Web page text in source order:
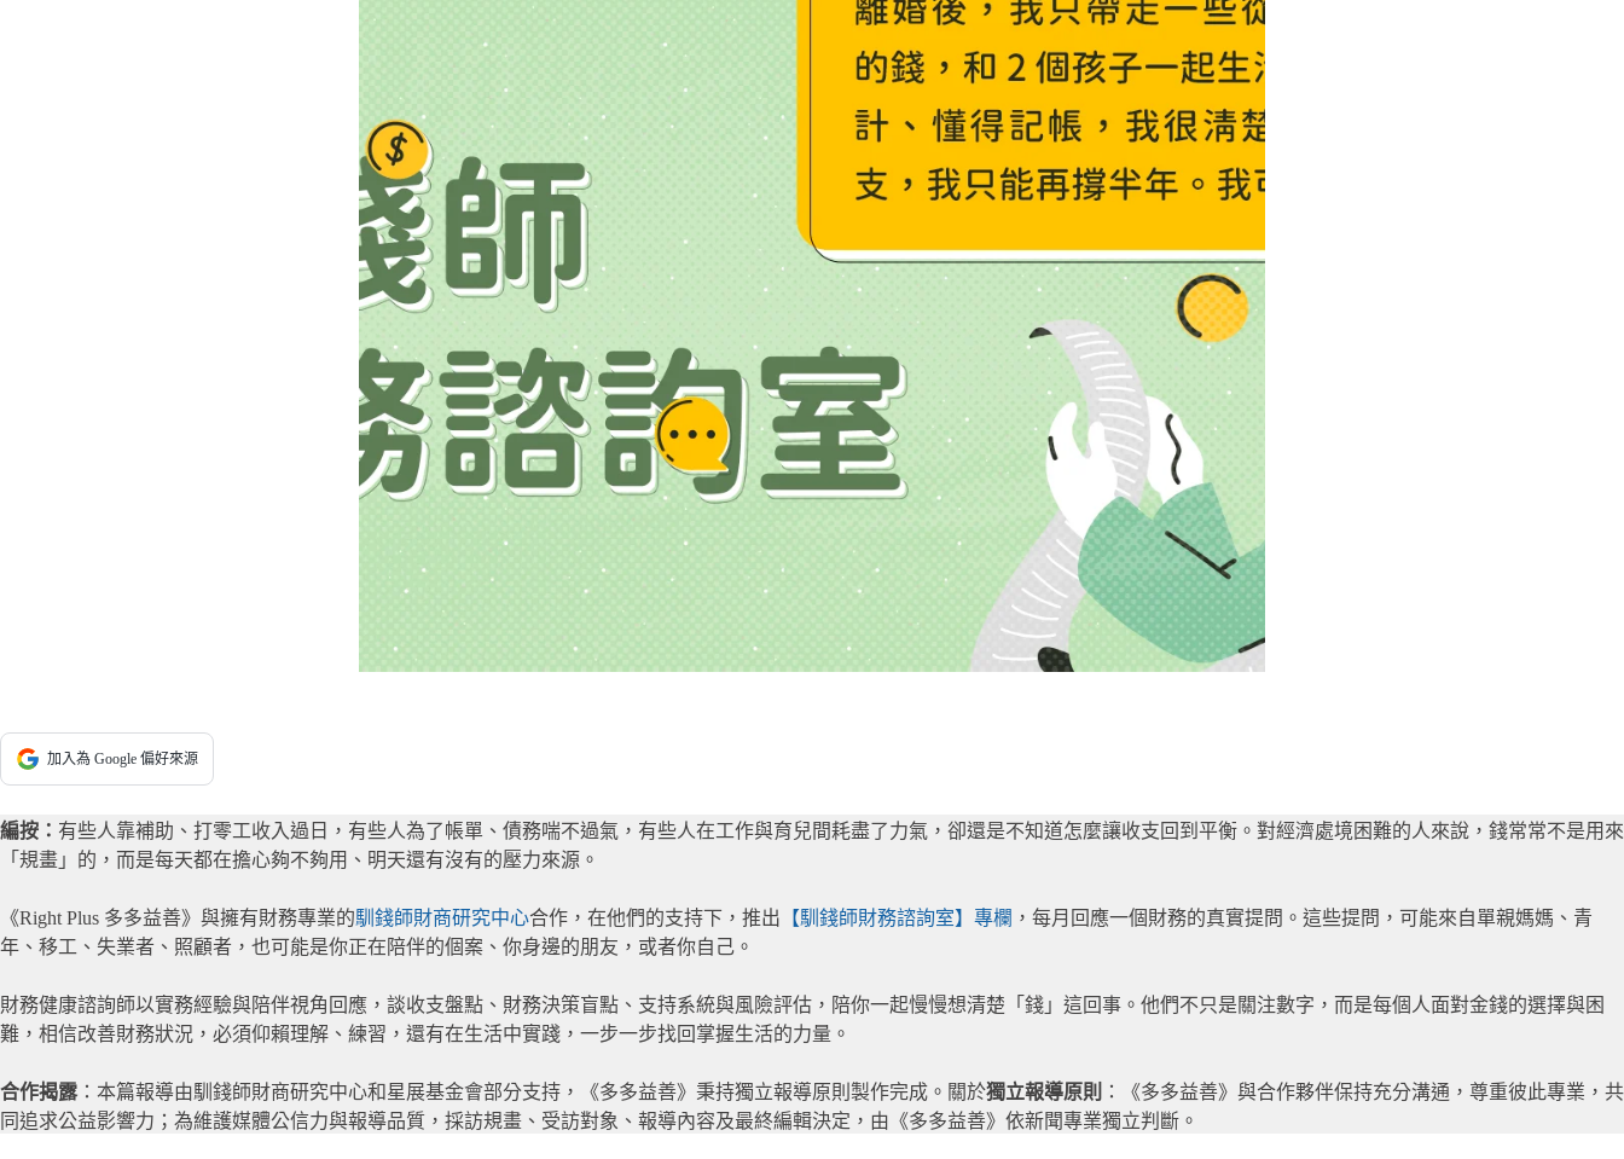
加入為 Google 偏好來源
編按： 有些人靠補助、打零工收入過日，有些人為了帳單、債務喘不過氣，有些人在工作與育兒間耗盡了力氣，卻還是不知道怎麼讓收支回到平衡。對經濟處境困難的人來說，錢常常不是用來
「規畫」的，而是每天都在擔心夠不夠用、明天還有沒有的壓力來源。
《Right Plus 多多益善》與擁有財務專業的馴錢師財商研究中心合作，在他們的支持下，推出 【馴錢師財務諮詢室】專欄 ，每月回應一個財務的真實提問。這些提問，可能來自單親媽媽、青
年、移工、失業者、照顧者，也可能是你正在陪伴的個案、你身邊的朋友，或者你自己。
財務健康諮詢師以實務經驗與陪伴視角回應，談收支盤點、財務決策盲點、支持系統與風險評估，陪你一起慢慢想清楚「錢」這回事。他們不只是關注數字，而是每個人面對金錢的選擇與困
難，相信改善財務狀況，必須仰賴理解、練習，還有在生活中實踐，一步一步找回掌握生活的力量。
合作揭露 ：本篇報導由馴錢師財商研究中心和星展基金會部分支持，《多多益善》秉持獨立報導原則製作完成。關於獨立報導原則
：《多多益善》與合作夥伴保持充分溝通，尊重彼此專業，共
同追求公益影響力；為維護媒體公信力與報導品質，採訪規畫、受訪對象、報導內容及最終編輯決定，由《多多益善》依新聞專業獨立判斷。